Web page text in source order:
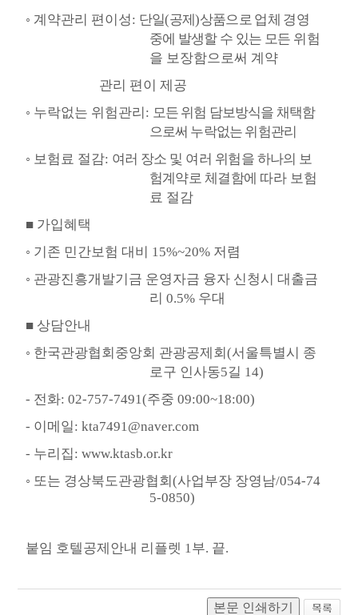
◦ 계약관리 편이성: 단일(공제)상품으로 업체 경영
중에 발생할 수 있는 모든 위험
을 보장함으로써 계약
관리 편이 제공
◦ 누락없는 위험관리 : 모든 위험 담보방식을 채택함
으로써 누락없는 위험관리
◦ 보험료 절감: 여러 장소 및 여러 위험을 하나의 보
험계약로 체결함에 따라 보험
료 절감
■ 가입혜택
◦ 기존 민간보험 대비 15%~20% 저렴
◦ 관광진흥개발기금 운영자금 융자 신청시 대출금
리 0.5% 우대
■ 상담안내
◦ 한국관광협회중앙회 관광공제회(서울특별시 종
로구 인사동5길 14)
- 전화: 02-757-7491(주중 09:00~18:00)
- 이메일 : kta7491@naver.com
- 누리집: www.ktasb.or.kr
◦ 또는 경상북도관광협회(사업부장 장영남/054-74
5-0850)
붙임 호텔공제안내 리플렛 1 부. 끝.
본문 인쇄하기